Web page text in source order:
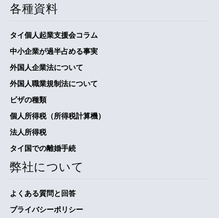
各種資料
タイ個人起業支援会コラム
中小企業が過半占める事実
外国人企業法について
外国人職業規制法について
ビザの種類
個人所得税（所得税計算機）
法人所得税
タイ国での離婚手続
弊社について
よくある質問と回答
プライバシーポリシー